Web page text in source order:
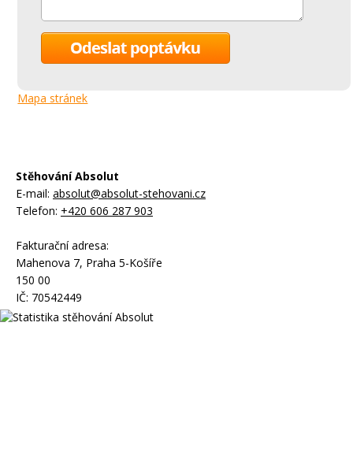
Mapa stránek
Stěhování Absolut
E-mail: absolut@absolut-stehovani.cz
Telefon: +420 606 287 903
Fakturační adresa:
Mahenova 7, Praha 5-Košíře
150 00
IČ: 70542449